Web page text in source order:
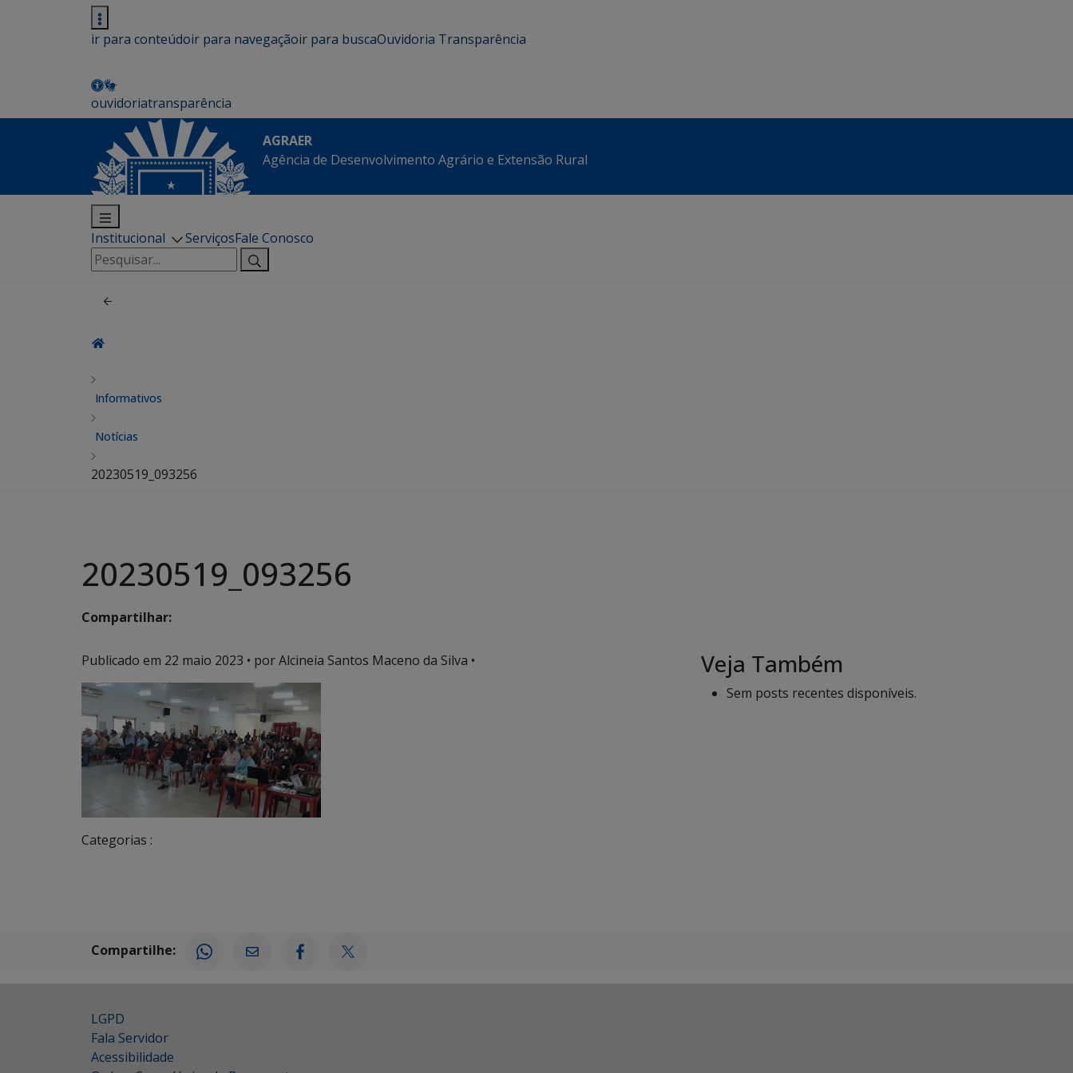
ir para conteúdoir para navegaçãoir para buscaOuvidoria Transparência
ouvidoriatransparência
AGRAER
Agência de Desenvolvimento Agrário e Extensão Rural
Institucional ServiçosFale Conosco
Pesquisar
por:
Informativos
Notícias
20230519_093256
20230519_093256
Compartilhar:
Publicado em 22 maio 2023 • por Alcineia Santos Maceno da Silva •
Categorias :
Veja Também
Sem posts recentes disponíveis.
Compartilhe:
LGPD
Fala Servidor
Acessibilidade